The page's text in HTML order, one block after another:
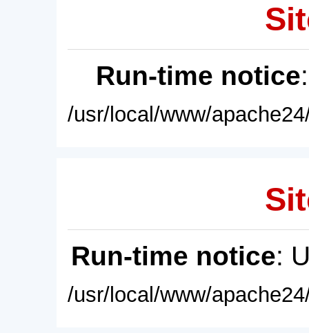
Run-time notice
/usr/local/www/
Run-time notice:
/usr/local/www/